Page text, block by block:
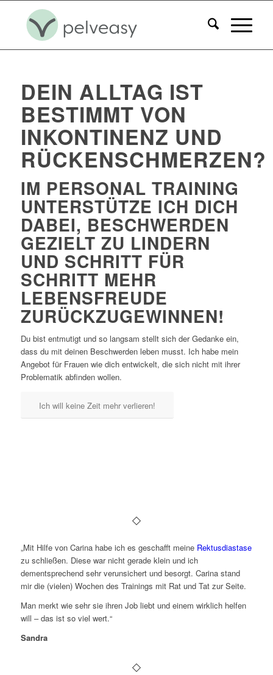
DEIN ALLTAG IST
BESTIMMT VON
INKONTINENZ UND
RÜCKENSCHMERZEN?
IM PERSONAL TRAINING
UNTERSTÜTZE ICH DICH
DABEI, BESCHWERDEN
GEZIELT ZU LINDERN
UND SCHRITT FÜR
SCHRITT MEHR
LEBENSFREUDE
ZURÜCKZUGEWINNEN!
Du bist entmutigt und so langsam stellt sich der Gedanke ein,
dass du mit deinen Beschwerden leben musst. Ich habe mein
Angebot für Frauen wie dich entwickelt, die sich nicht mit ihrer
Problematikabfinden wollen.
Ich will keine Zeit mehr verlieren!
„Mit Hilfe von Carina habe ich es geschafft meine Rektusdiastase
zu schließen. Diese war nicht gerade klein und ich
dementsprechend sehr verunsichert und besorgt. Carina stand
mir die (vielen) Wochen des Trainings mit Rat und Tat zur Seite.
Man merkt wie sehr sie ihren Job liebt und einem wirklich helfen
will – das ist so viel wert.“
Sandra